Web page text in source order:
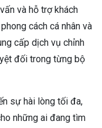
và hỗ trợ khách
cách cá nhân và
cấp dịch vụ chỉnh
đối trong từng bộ
sự hài lòng tối đa,
những ai đang tìm